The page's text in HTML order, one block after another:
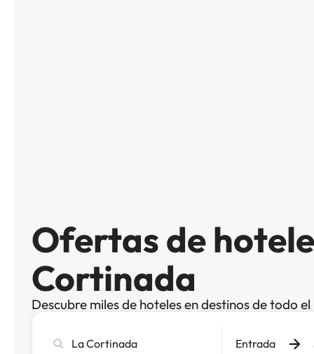
Ofertas de
Cortinada
Descubre miles de hoteles en destinos de todo
ciudad,
Entrada